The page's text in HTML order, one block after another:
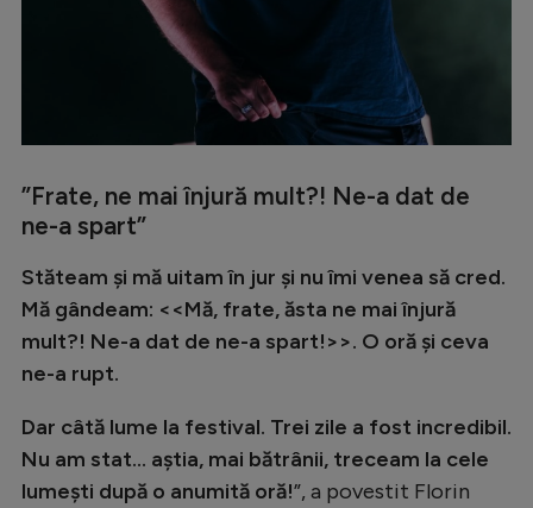
”Frate, ne mai înjură mult?! Ne-a dat de
ne-a spart”
Stăteam și mă uitam în jur și nu îmi venea să cred.
Mă gândeam: <<Mă, frate, ăsta ne mai înjură
mult?! Ne-a dat de ne-a spart!>>. O oră și ceva
ne-a rupt.
Dar câtă lume la festival. Trei zile a fost incredibil.
Nu am stat... aștia, mai bătrânii, treceam la cele
lumești după o anumită oră!”, a povestit Florin